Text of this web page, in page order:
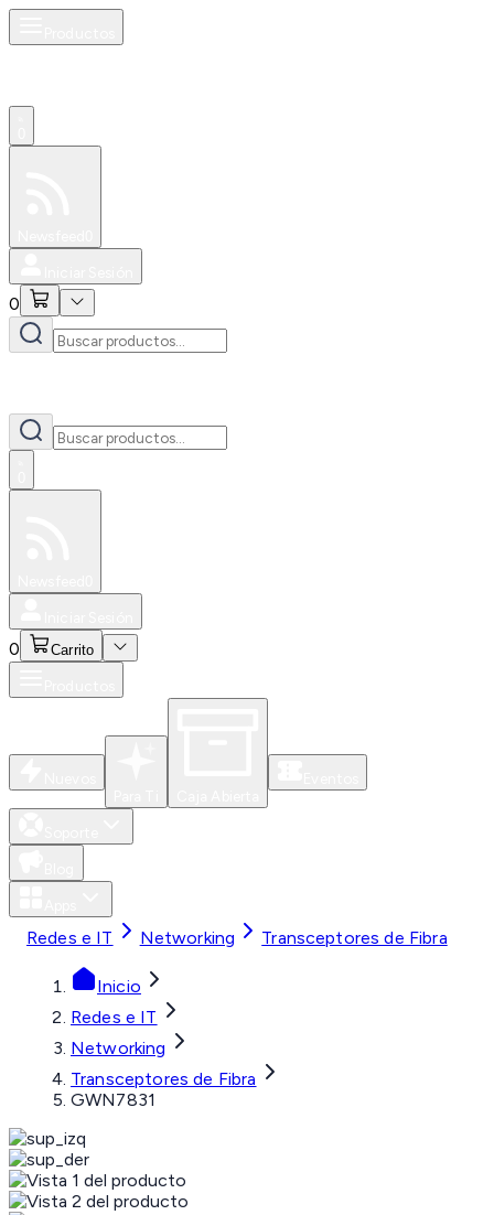
0
0 Carrito
Redes e IT Networking Transceptores de Fibra
Inicio
Redes e IT
Networking
Transceptores de Fibra
GWN7831